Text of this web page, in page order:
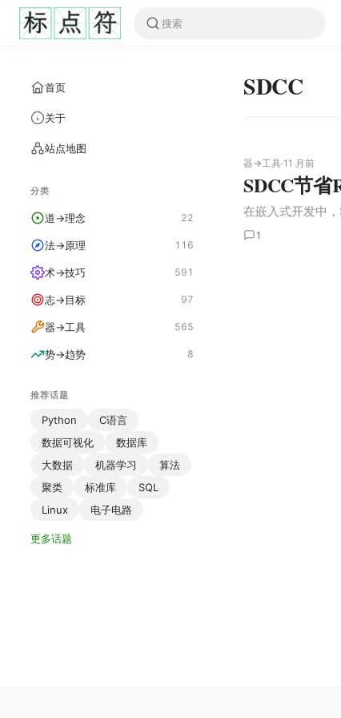
首页
关于
站点地图
分类
道→理念 22
法→原理 116
术→技巧 591
志→目标 97
器→工具 565
势→趋势 8
推荐话题
Python
C语言
数据可视化
数据库
大数据
机器学习
算法
聚类
标准库
SQL
Linux
电子电路
更多话题
SDCC
器→工具·11 月前
SDCC节
在嵌入式开发中
1